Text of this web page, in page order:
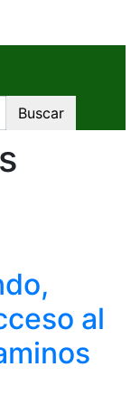
Buscar
al